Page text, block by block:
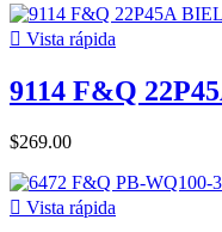
 Vista rápida
9114 F&Q
$269.00
 Vista rápida